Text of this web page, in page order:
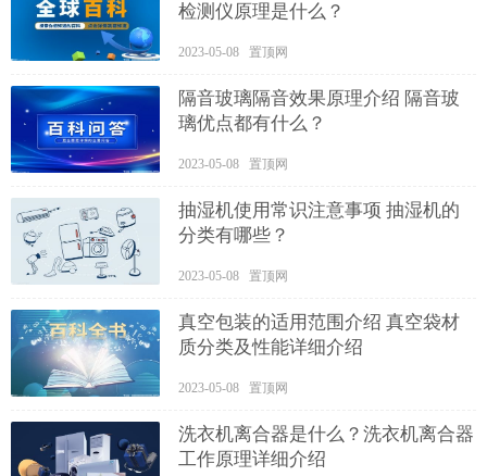
检测仪原理是什么？
2023-05-08 置顶网
隔音玻璃隔音效果原理介绍 隔音玻
璃优点都有什么？
2023-05-08 置顶网
抽湿机使用常识注意事项 抽湿机的
分类有哪些？
2023-05-08 置顶网
真空包装的适用范围介绍 真空袋材
质分类及性能详细介绍
2023-05-08 置顶网
洗衣机离合器是什么？洗衣机离合器
工作原理详细介绍